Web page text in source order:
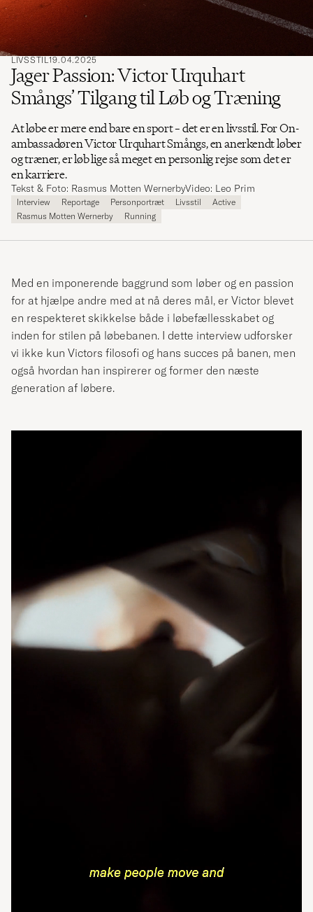
LIVSSTIL19.04.2025
Jager Passion: Victor Urquhart
Smångs’ Tilgang til Løb og Træning
At løbe er mere end bare en sport – det er en livsstil. For On-
ambassadøren Victor Urquhart Smångs, en anerkendt løber
og træner, er løb lige så meget en personlig rejse som det er
en karriere.
Tekst & Foto: Rasmus Motten WernerbyVideo: Leo Prim
Interview Reportage Personportræt Livsstil
Active
Rasmus Motten Wernerby
Running
Med en imponerende baggrund som løber og en passion
for at hjælpe andre med at nå deres mål, er Victor blevet
en respekteret skikkelse både i løbefællesskabet og
inden for stilen på løbebanen. I dette interview udforsker
vi ikke kun Victors filosofi og hans succes på banen, men
også hvordan han inspirerer og former den næste
generation af løbere.